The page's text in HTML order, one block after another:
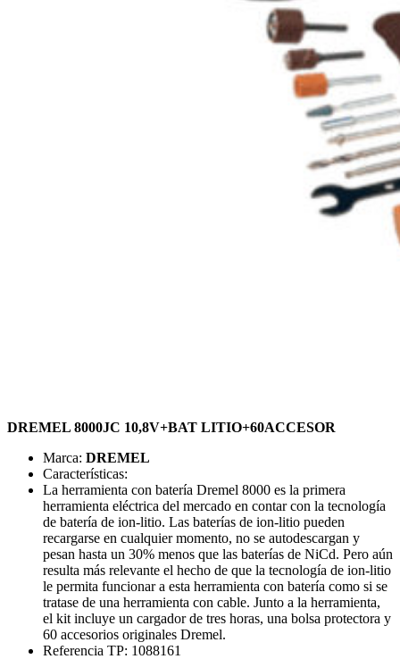
DREMEL 8000JC 10,8V+BAT LITIO+60ACCESOR
Marca: DREMEL
Características:
La herramienta con batería Dremel 8000 es la primera
herramienta eléctrica del mercado en contar con la tecnología
de batería de ion-litio. Las baterías de ion-litio pueden
recargarse en cualquier momento, no se autodescargan y
pesan hasta un 30% menos que las baterías de NiCd. Pero aún
resulta más relevante el hecho de que la tecnología de ion-litio
le permita funcionar a esta herramienta con batería como si se
tratase de una herramienta con cable. Junto a la herramienta,
el kit incluye un cargador de tres horas, una bolsa protectora y
60 accesorios originales Dremel.
Referencia TP: 1088161